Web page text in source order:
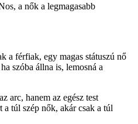
a nők a legmagasabb
a férfiak, egy magas státuszú nő
szóba állna is, lemosná a
arc, hanem az egész test
a túl szép nők, akár csak a túl